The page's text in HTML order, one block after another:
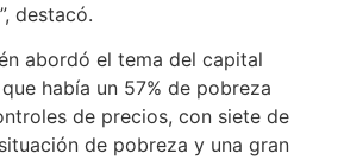
destacó.
abordó el tema del capital
había un 57% de pobreza
de precios, con siete de
de pobreza y una gran